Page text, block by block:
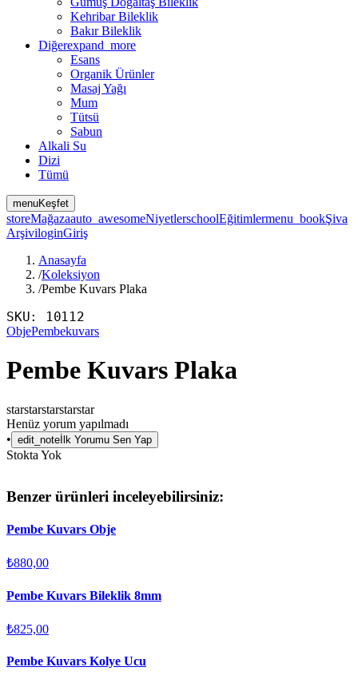
Kehribar Bileklik
Bakır Bileklik
Diğerexpand_more
Esans
Organik Ürünler
Masaj Yağı
Mum
Tütsü
Sabun
Alkali Su
Dizi
Tümü
menuKeşfet
storeMağazaauto_awesomeNiyetlerschoolEğitimlermenu_bookŞiva
ArşiviloginGiriş
Anasayfa
/Koleksiyon
/Pembe Kuvars Plaka
SKU: 10112
ObjePembekuvars
Pembe Kuvars Plaka
starstarstarstarstar
Henüz yorum yapılmadı
• edit_note İlk Yorumu Sen Yap
Stokta Yok
Benzer ürünleri inceleyebilirsiniz:
Pembe Kuvars Obje
₺880,00
Pembe Kuvars Bileklik 8mm
₺825,00
Pembe Kuvars Kolye Ucu